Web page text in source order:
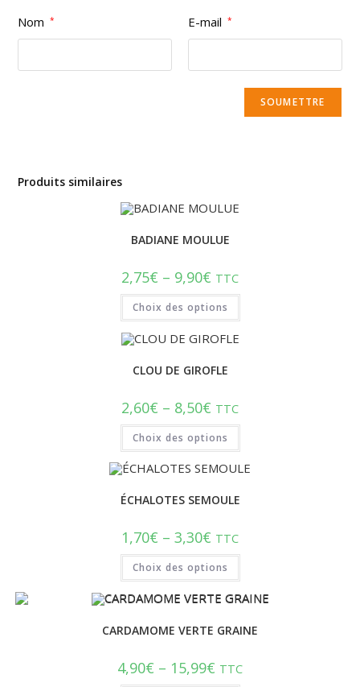
Nom * E-mail *
Produits similaires
BADIANE MOULUE
2,75€ – 9,90€ TTC
Choix des options
CLOU DE GIROFLE
2,60€ – 8,50€ TTC
Choix des options
ÉCHALOTES SEMOULE
1,70€ – 3,30€ TTC
Choix des options
CARDAMOME VERTE GRAINE
4,90€ – 15,99€ TTC